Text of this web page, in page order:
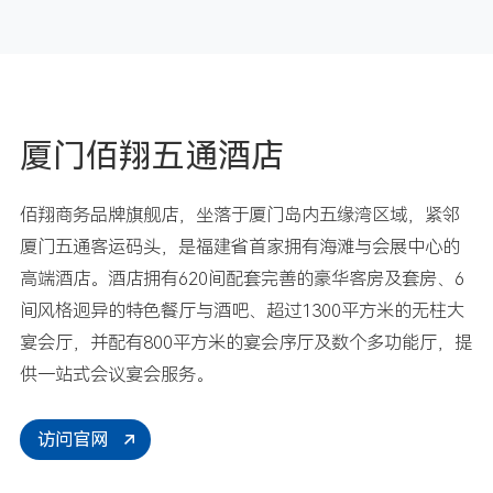
厦门佰翔五通酒店
佰翔商务品牌旗舰店，坐落于厦门岛内五缘湾区域，紧邻
厦门五通客运码头，是福建省首家拥有海滩与会展中心的
高端酒店。酒店拥有620间配套完善的豪华客房及套房、6
间风格迥异的特色餐厅与酒吧、超过1300平方米的无柱大
宴会厅，并配有800平方米的宴会序厅及数个多功能厅，提
供一站式会议宴会服务。
访问官网